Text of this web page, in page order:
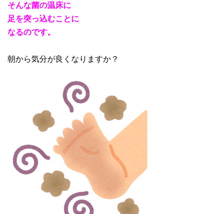
そんな菌の温床に
足を突っ込むことに
なるのです。
朝から気分が良くなりますか？